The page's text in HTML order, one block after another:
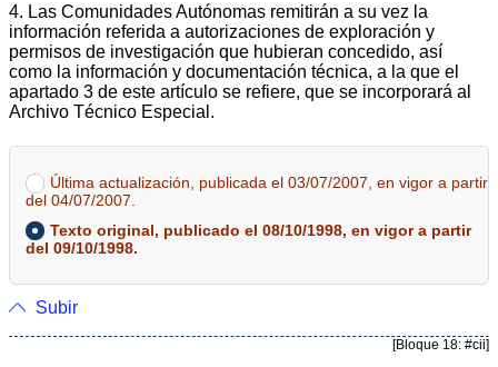
4. Las Comunidades Autónomas remitirán a su vez la
información referida a autorizaciones de exploración y
permisos de investigación que hubieran concedido, así
como la información y documentación técnica, a la que el
apartado 3 de este artículo se refiere, que se incorporará al
Archivo Técnico Especial.
Última actualización, publicada el 03/07/2007, en vigor a partir
del 04/07/2007.
Texto original, publicado el 08/10/1998, en vigor a partir
del 09/10/1998.
Subir
[Bloque 18: #cii]